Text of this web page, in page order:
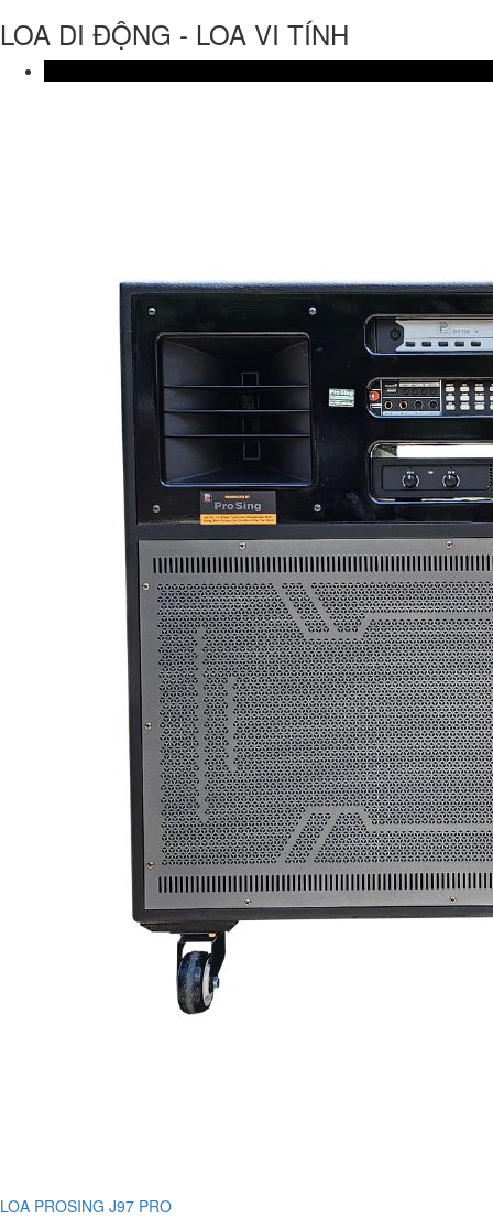
LOA DI ĐỘNG - LOA VI TÍNH
LOA PROSING J97 PRO